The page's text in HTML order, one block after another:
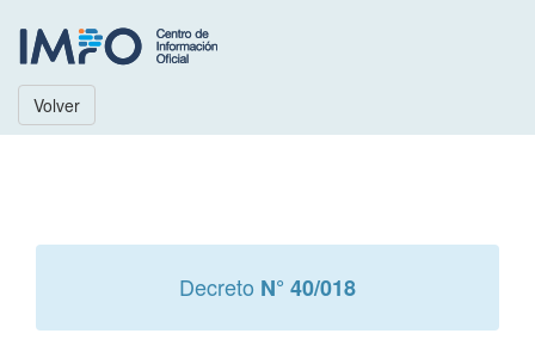
Volver
Decreto N° 40/018